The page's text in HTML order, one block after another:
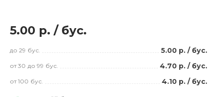
5.00 р. / бус.
до 29 бус. 5.00 р. / бус.
от 30 до 99 бус. 4.70 р. / бус.
от 100 бус. 4.10 р. / бус.